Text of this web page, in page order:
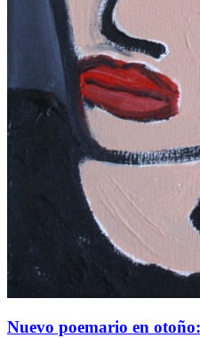
Nuevo poemario en